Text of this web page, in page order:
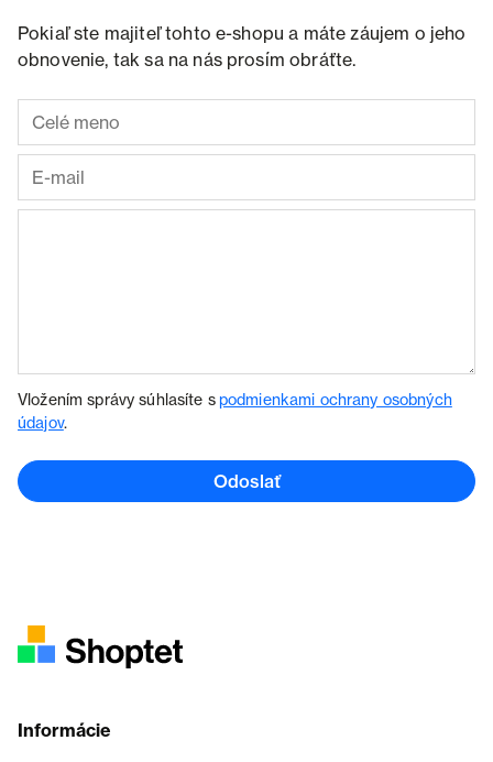
Pokiaľ ste majiteľ tohto e-shopu a máte záujem o jeho
obnovenie, tak sa na nás prosím obráťte.
Vložením správy súhlasíte spodmienkami ochrany osobných
údajov.
Odoslať
Informácie